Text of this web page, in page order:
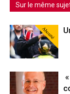
Sur le même
Abonné